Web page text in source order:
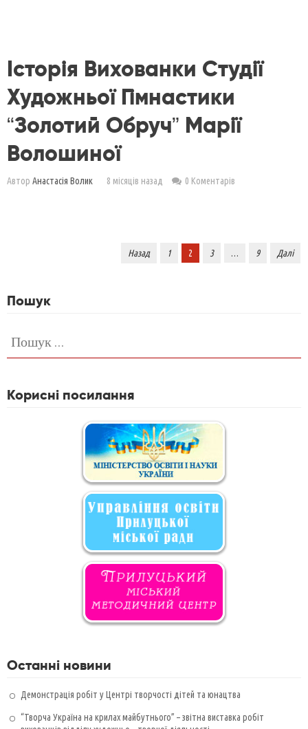
Історія Вихованки Студії
Художньої Гімнастики
“Золотий Обруч” Марії
Волошиної
Автор Анастасія Волик 8 місяців назад 0 Коментарів
Назад 1 2 3 … 9 Далі
Пошук
Корисні посилання
Останні новини
Демонстрація робіт у Центрі творчості дітей та юнацтва
“Творча Україна на крилах майбутнього” – звітна виставка робіт